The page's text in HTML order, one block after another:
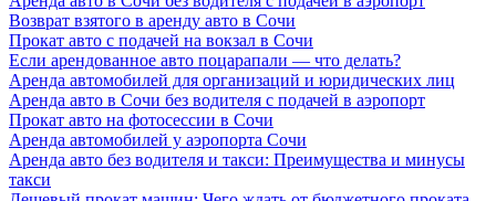
Возврат взятого в аренду авто в Сочи
Прокат авто с подачей на вокзал в Сочи
Если арендованное авто поцарапали — что делать?
Аренда автомобилей для организаций и юридических лиц
Аренда авто в Сочи без водителя с подачей в аэропорт
Прокат авто на фотосессии в Сочи
Аренда автомобилей у аэропорта Сочи
Аренда авто без водителя и такси: Преимущества и минусы
такси